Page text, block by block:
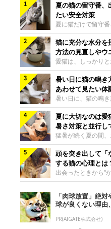
夏の猫の留守番、
たい安全対策
夏に猫だけで留守
まで部屋が暑くな
るかと気になる飼
う。家の中なら安全
は室温が急に上が
中の暑さから猫を
とや、帰宅後に見
て、ねこのきもち獣
先生に伺いました
上がることがある
ャラリー夏の日中
室温が急に上昇する
自分で涼しい場所を
部屋全体が暑くなれ
猫に充分な水分を
方法の見直しやウ
入れ方を解説
愛猫は、しっかり
すか？ 夏場はエア
ともあり、猫があ
も。積極的に水分を
水方法を見直した
らせたりする方法
師の重本仁先生に
めにできるためで
きました。ボウル
このきもち投稿写
ルの高さは、猫が
にならないように設
しょう。首を深く折
関節や食道への負
暑い日に猫の鳴き
あわせて見たい体
暑い日に、猫の鳴
かすれる、しつこ
って聞こえること
き、あわせてどの
よいのでしょうか
変わるときの見方
などについて、ね
の山口みき先生に伺
変化だけで判断せず
てねこのきもち投
ように見えること
き声だけで原因を決
や環境の変化を
夏に大切なのは愛
暑さ対策と並行し
工夫
猛暑が続く夏の間
内を冷やしますよ
は快適な温度でも
すぎることも。暑さ
すぎ対策もしっか
す。今回は獣医師
えすぎを防ぐ4つの
ました。（1） 冷
行き来できるように
写真ギャラリー猫が
冷気から逃れる「
頭を突き出して「
する猫の心理と
出会ったときから“
猫。譲渡会での小
＠Tore_2021ご紹介
Twitter）ユーザー
猫・小鉄くんです。
小鉄くんは元保護猫
「肉球放置」絶
球が良くない理由
PR(AIGATE株式会社)